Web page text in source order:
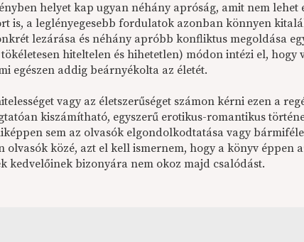
helyet kap ugyan néhány apróság, amit nem lehet
is, a leglényegesebb fordulatok azonban könnyen
lezárása és néhány apróbb konfliktus megoldása
hiteltelen és hihetetlen) módon intézi el, hogy
egészen addig beárnyékolta az életét.
vagy az életszerűséget számon kérni ezen a
kiszámítható, egyszerű erotikus-romantikus
sem az olvasók elgondolkodtatása vagy
olvasók közé, azt el kell ismernem, hogy a könyv éppen
kedvelőinek bizonyára nem okoz majd csalódást.